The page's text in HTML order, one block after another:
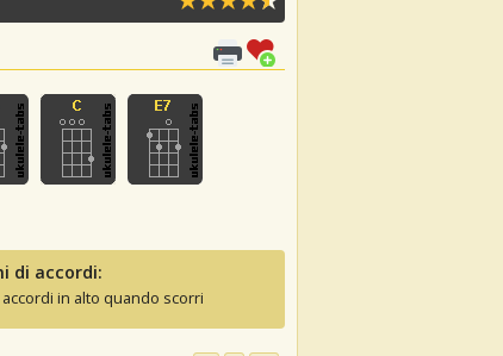
di accordi:
accordi in alto quando scorri